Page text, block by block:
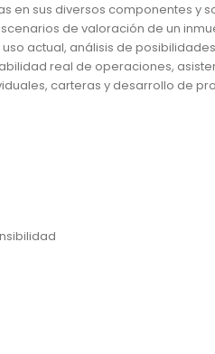
en sus diversos componentes y
de valoración de un
actual, análisis de
real de operaciones,
carteras y desarrollo de